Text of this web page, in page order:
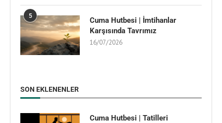
5
Cuma Hutbesi | İmtihanlar
Karşısında Tavrımız
16/07/2026
SON EKLENENLER
Cuma Hutbesi | Tatilleri